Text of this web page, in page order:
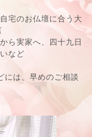
宅のお仏壇に合う大
実家へ、四十九日
など
には、早めのご相談